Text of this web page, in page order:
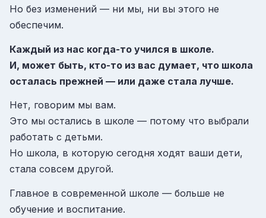
Но без изменений — ни мы, ни вы этого не
обеспечим.
Каждый из нас когда-то учился в школе.
И, может быть, кто-то из вас думает, что школа
осталась прежней — или даже стала лучше.
Нет, говорим мы вам.
Это мы остались в школе — потому что выбрали
работать с детьми.
Но школа, в которую сегодня ходят ваши дети,
стала совсем другой.
Главное в современной школе — больше не
обучение и воспитание.